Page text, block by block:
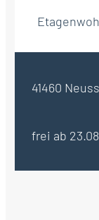
41460
frei ab